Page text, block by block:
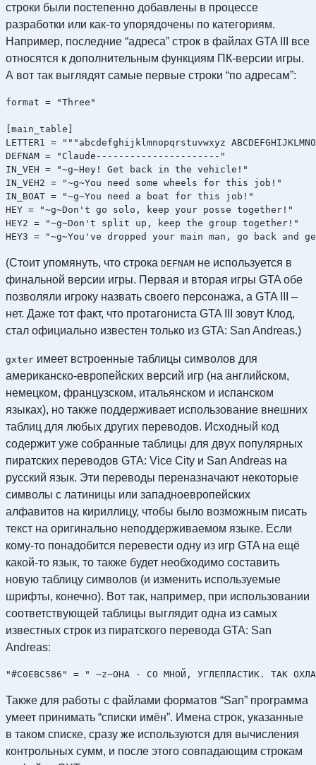
строки были постепенно добавлены в процессе
разработки или как-то упорядочены по категориям.
Например, последние “адреса” строк в файлах GTA III все
относятся к дополнительным функциям ПК-версии игры.
А вот так выглядят самые первые строки “по адресам”:
format = "Three"
[main_table]
LETTER1 = """abcdefghijklmnopqrstuvwxyz
DEFNAM = "Claude----------------------"
IN_VEH = "~g~Hey! Get back in the vehicle!"
IN_VEH2 = "~g~You need some wheels for this job!"
IN_BOAT = "~g~You need a boat for this job!"
HEY = "~g~Don't go solo, keep your posse together!"
HEY2 = "~g~Don't split up, keep the group together!"
(Стоит упомянуть, что строка DEFNAM не используется в
финальной версии игры. Первая и вторая игры GTA обе
позволяли игроку назвать своего персонажа, а GTA III –
нет. Даже тот факт, что протагониста GTA III зовут Клод,
стал официально известен только из GTA: San Andreas.)
gxter имеет встроенные таблицы символов для
американско-европейских версий игр (на английском,
немецком, французском, итальянском и испанском
языках), но также поддерживает использование внешних
таблиц для любых других переводов. Исходный код
содержит уже собранные таблицы для двух популярных
пиратских переводов GTA: Vice City и San Andreas на
русский язык. Эти переводы переназначают некоторые
символы с латиницы или западноевропейских
алфавитов на кириллицу, чтобы было возможным писать
текст на оригинально неподдерживаемом языке. Если
кому-то понадобится перевести одну из игр GTA на ещё
какой-то язык, то также будет необходимо составить
новую таблицу символов (и изменить используемые
шрифты, конечно). Вот так, например, при использовании
соответствующей таблицы выглядит одна из самых
известных строк из пиратского перевода GTA: San
Andreas:
Также для работы с файлами форматов “San” программа
умеет принимать “списки имён”. Имена строк, указанные
в таком списке, сразу же используются для вычисления
контрольных сумм, и после этого совпадающим строкам